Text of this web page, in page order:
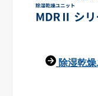
除湿乾